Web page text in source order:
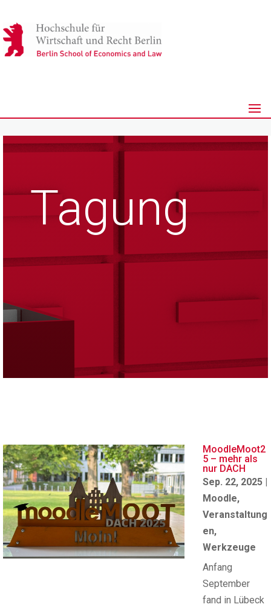
Tagung
MoodleMoot2
5 – mehr als
nur DACH
Sep. 22, 2025 |
Moodle,
Veranstaltung
en,
Werkzeuge
Anfang
September
fand in Lübeck